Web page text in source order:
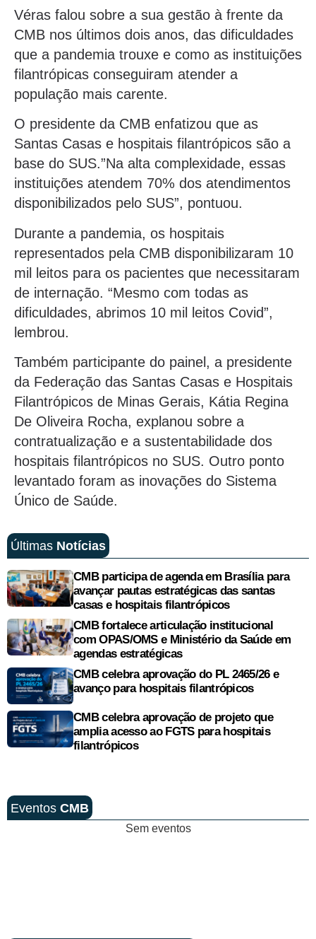
Véras falou sobre a sua gestão à frente da
CMB nos últimos dois anos, das dificuldades
que a pandemia trouxe e como as instituições
filantrópicas conseguiram atender a
população mais carente.
O presidente da CMB enfatizou que as
Santas Casas e hospitais filantrópicos são a
base do SUS.”Na alta complexidade, essas
instituições atendem 70% dos atendimentos
disponibilizados pelo SUS”, pontuou.
Durante a pandemia, os hospitais
representados pela CMB disponibilizaram 10
mil leitos para os pacientes que necessitaram
de internação. “Mesmo com todas as
dificuldades, abrimos 10 mil leitos Covid”,
lembrou.
Também participante do painel, a presidente
da Federação das Santas Casas e Hospitais
Filantrópicos de Minas Gerais, Kátia Regina
De Oliveira Rocha, explanou sobre a
contratualização e a sustentabilidade dos
hospitais filantrópicos no SUS. Outro ponto
levantado foram as inovações do Sistema
Único de Saúde.
Últimas Notícias
CMB participa de agenda em Brasília para
avançar pautas estratégicas das santas
casas e hospitais filantrópicos
CMB fortalece articulação institucional
com OPAS/OMS e Ministério da Saúde em
agendas estratégicas
CMB celebra aprovação do PL 2465/26 e
avanço para hospitais filantrópicos
CMB celebra aprovação de projeto que
amplia acesso ao FGTS para hospitais
filantrópicos
Eventos CMB
Sem eventos